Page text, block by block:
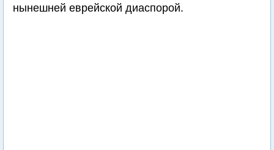
нынешней еврейской диаспорой.